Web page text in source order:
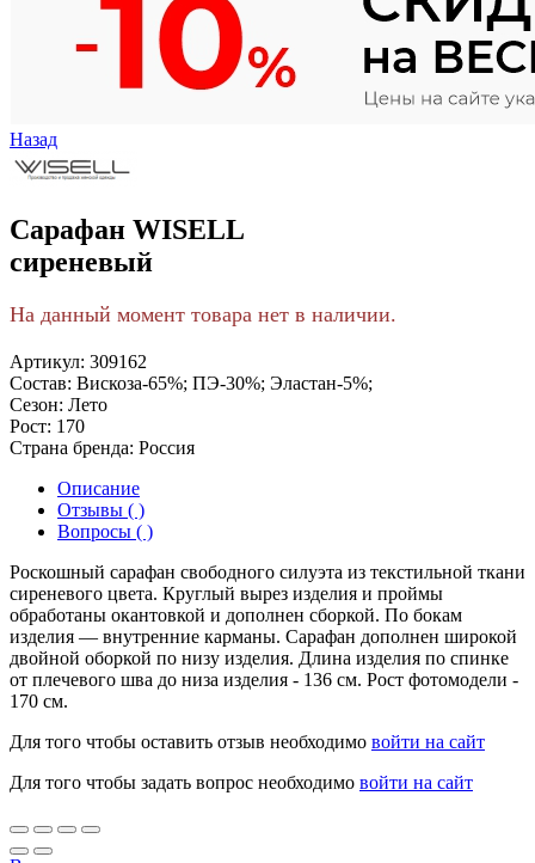
Назад
Сарафан WISELL
сиреневый
На данный момент товара нет в наличии.
Артикул: 309162
Состав: Вискоза-65%; ПЭ-30%; Эластан-5%;
Сезон: Лето
Рост: 170
Страна бренда: Россия
Описание
Отзывы ( )
Вопросы ( )
Роскошный сарафан свободного силуэта из текстильной ткани
сиреневого цвета. Круглый вырез изделия и проймы
обработаны окантовкой и дополнен сборкой. По бокам
изделия — внутренние карманы. Сарафан дополнен широкой
двойной оборкой по низу изделия. Длина изделия по спинке
от плечевого шва до низа изделия - 136 см. Рост фотомодели -
170 см.
Для того чтобы оставить отзыв необходимо войти на сайт
Для того чтобы задать вопрос необходимо войти на сайт